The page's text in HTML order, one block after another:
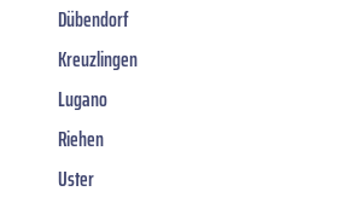
Dübendorf
Kreuzlingen
Lugano
Riehen
Uster